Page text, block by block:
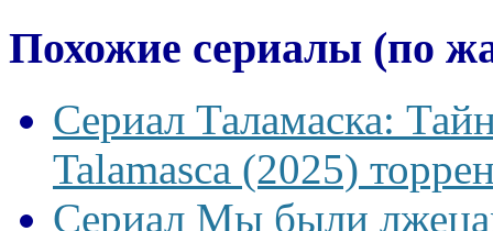
Похожие сериалы (по
Сериал Таламаска:
Talamasca (2025)
Сериал Мы были